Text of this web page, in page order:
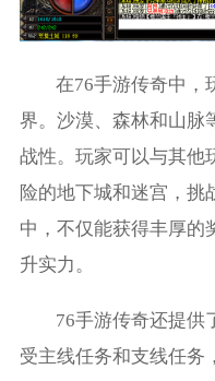
在76手游传奇中，
界。沙漠、森林和山脉
战性。玩家可以与其他
险的地下城和迷宫，挑
中，不仅能获得丰厚的
升实力。
76手游传奇还提供
受主线任务和支线任务